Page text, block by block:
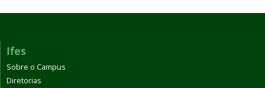
Ifes
Sobre o Campus
Diretorias